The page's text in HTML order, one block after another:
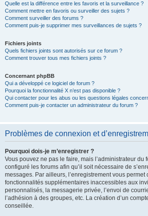
Quelle est la différence entre les favoris et la surveillance ?
Comment mettre en favoris ou surveiller des sujets ?
Comment surveiller des forums ?
Comment puis-je supprimer mes surveillances de sujets ?
Fichiers joints
Quels fichiers joints sont autorisés sur ce forum ?
Comment trouver tous mes fichiers joints ?
Concernant phpBB
Qui a développé ce logiciel de forum ?
Pourquoi la fonctionnalité X n’est pas disponible ?
Qui contacter pour les abus ou les questions légales
Comment puis-je contacter un administrateur du forum ?
Problèmes de connexion et
Pourquoi dois-je m’enregistrer ?
Vous pouvez ne pas le faire, mais l’administrateur du
configuré les forums afin qu’il soit nécessaire de
messages. Par ailleurs, l’enregistrement vous permet
fonctionnalités supplémentaires inaccessibles aux
personnalisés, la messagerie privée, l’envoi de
l’adhésion à des groupes, etc. La création d’un
conseillée.